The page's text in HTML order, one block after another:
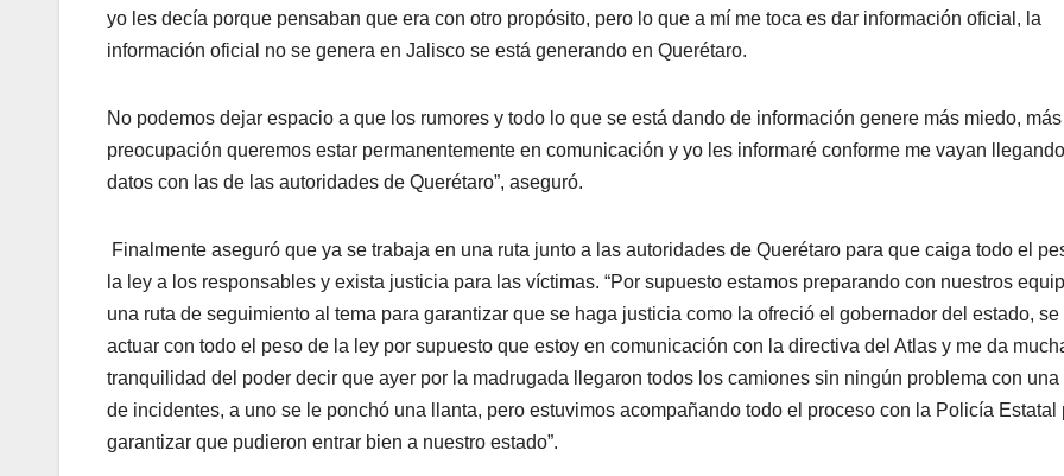
yo les decía porque pensaban que era con otro propósito, pero lo que a mí me toca es dar información oficial, la
información oficial no se genera en Jalisco se está generando en Querétaro.
No podemos dejar espacio a que los rumores y todo lo que se está dando de información genere más miedo, más
preocupación queremos estar permanentemente en comunicación y yo les informaré conforme me vayan
datos con las de las autoridades de Querétaro”, aseguró.
Finalmente aseguró que ya se trabaja en una ruta junto a las autoridades de Querétaro para que caiga todo el
la ley a los responsables y exista justicia para las víctimas. “Por supuesto estamos preparando con nuestros
una ruta de seguimiento al tema para garantizar que se haga justicia como la ofreció el gobernador del estado, se
actuar con todo el peso de la ley por supuesto que estoy en comunicación con la directiva del Atlas y me da
tranquilidad del poder decir que ayer por la madrugada llegaron todos los camiones sin ningún problema con una
de incidentes, a uno se le ponchó una llanta, pero estuvimos acompañando todo el proceso con la Policía Estatal
garantizar que pudieron entrar bien a nuestro estado”.